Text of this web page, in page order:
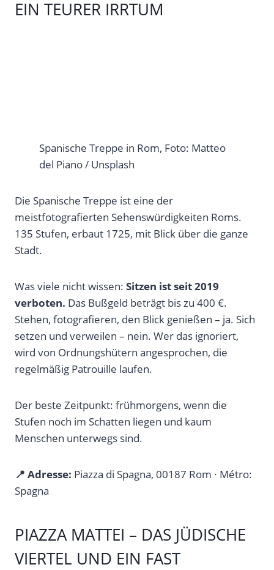
EIN TEURER IRRTUM
Spanische Treppe in Rom, Foto: Matteo
del Piano / Unsplash
Die Spanische Treppe ist eine der
meistfotografierten Sehenswürdigkeiten Roms.
135 Stufen, erbaut 1725, mit Blick über die ganze
Stadt.
Was viele nicht wissen: Sitzen ist seit 2019
verboten. Das Bußgeld beträgt bis zu 400 €.
Stehen, fotografieren, den Blick genießen – ja. Sich
setzen und verweilen – nein. Wer das ignoriert,
wird von Ordnungshütern angesprochen, die
regelmäßig Patrouille laufen.
Der beste Zeitpunkt: frühmorgens, wenn die
Stufen noch im Schatten liegen und kaum
Menschen unterwegs sind.
📍 Adresse: Piazza di Spagna, 00187 Rom · Métro:
Spagna
PIAZZA MATTEI – DAS JÜDISCHE
VIERTEL UND EIN FAST